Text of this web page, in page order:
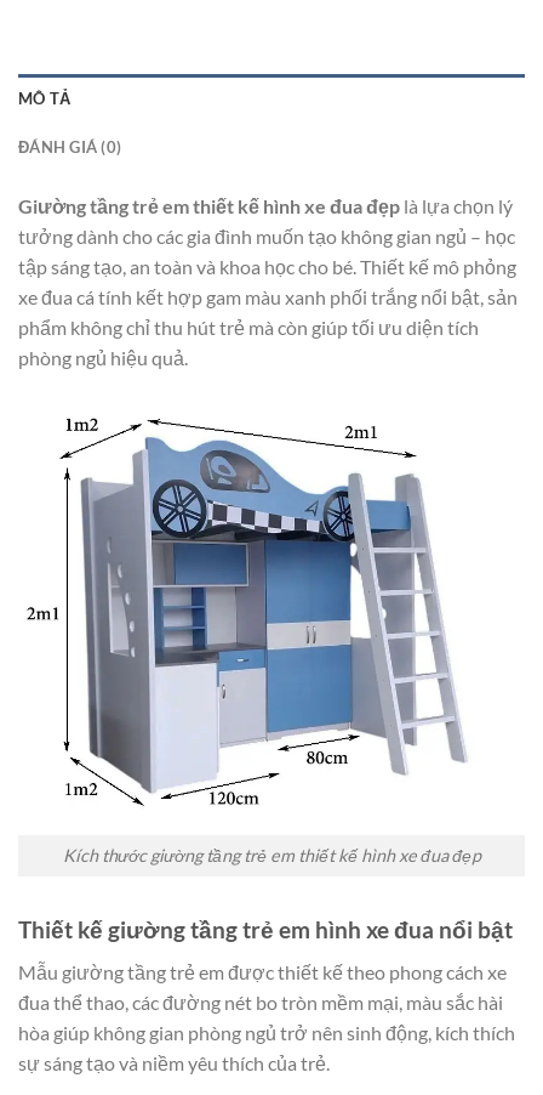
MÔ TẢ
ĐÁNH GIÁ (0)
Giường tầng trẻ em thiết kế hình xe đua đẹp là lựa chọn lý
tưởng dành cho các gia đình muốn tạo không gian ngủ – học
tập sáng tạo, an toàn và khoa học cho bé. Thiết kế mô phỏng
xe đua cá tính kết hợp gam màu xanh phối trắng nổi bật, sản
phẩm không chỉ thu hút trẻ mà còn giúp tối ưu diện tích
phòng ngủ hiệu quả.
Kích thước giường tầng trẻ em thiết kế hình xe đua đẹp
Thiết kế giường tầng trẻ em hình xe đua nổi bật
Mẫu giường tầng trẻ em được thiết kế theo phong cách xe
đua thể thao, các đường nét bo tròn mềm mại, màu sắc hài
hòa giúp không gian phòng ngủ trở nên sinh động, kích thích
sự sáng tạo và niềm yêu thích của trẻ.